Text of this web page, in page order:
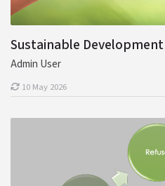
Sustainable Development
Admin User
10 May 2026